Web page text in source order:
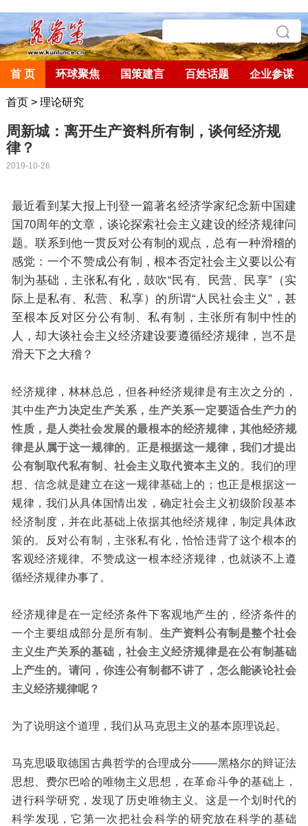
首 页 环球聚焦 国策建言 百姓话题 企业参谋
首页> 理论研究
周新城：离开生产资料所有制，谈何经济规
律？
2019-10-26
最近看到某大报上刊登一篇著名经济学家纪念新中国建
国70周年的文章，谈论探索社会主义建设的经济规律问
题。联系到他一贯反对公有制的观点，总有一种滑稽的
感觉：一个不赞成公有制，根本否定社会主义要以公有
制为基础，主张私有化，鼓吹“民有、民营、民享”（实
际上是私有、私营、私享）的所谓“人民社会主义”，甚
至根本反对区分公有制、私有制，主张所有制中性的
人，却大谈社会主义经济建设要遵循经济规律，岂不是
滑天下之大稽？
经济规律，林林总总，但各种经济规律是有主次之分的，
其中生产力决定生产关系，生产关系一定要适合生产力的
性质，是人类社会发展的最根本的经济规律，其他经济规
律是从属于这一规律的。 正是根据这一规律，我们才提出
公有制取代私有制、社会主义取代资本主义的。我们的理
想、信念就是建立在这一规律基础上的；也正是根据这一
规律，我们从具体国情出发，确定社会主义初级阶段基本
经济制度，并在此基础上依据其他经济规律，制定具体政
策的。反对公有制，主张私有化，恰恰违背了这个根本的
客观经济规律。不赞成这一根本经济规律，也就谈不上遵
循经济规律办事了。
经济规律是在一定经济条件下客观地产生的，经济条件的
一个主要组成部分是所有制。 生产资料公有制是整个社会
主义生产关系的基础，社会主义经济规律是在公有制基础
上产生的。 请问，你连公有制都不讲了，怎么能谈论社会
主义经济规律呢？
为了说明这个道理，我们从马克思主义的基本原理说起。
马克思吸取德国古典哲学的合理成分-——黑格尔的辩证法
思想、费尔巴哈的唯物主义思想，在革命斗争的基础上，
进行科学研究，发现了历史唯物主义。这是一个划时代的
科学发现，它第一次把社会科学的研究放在科学的基础